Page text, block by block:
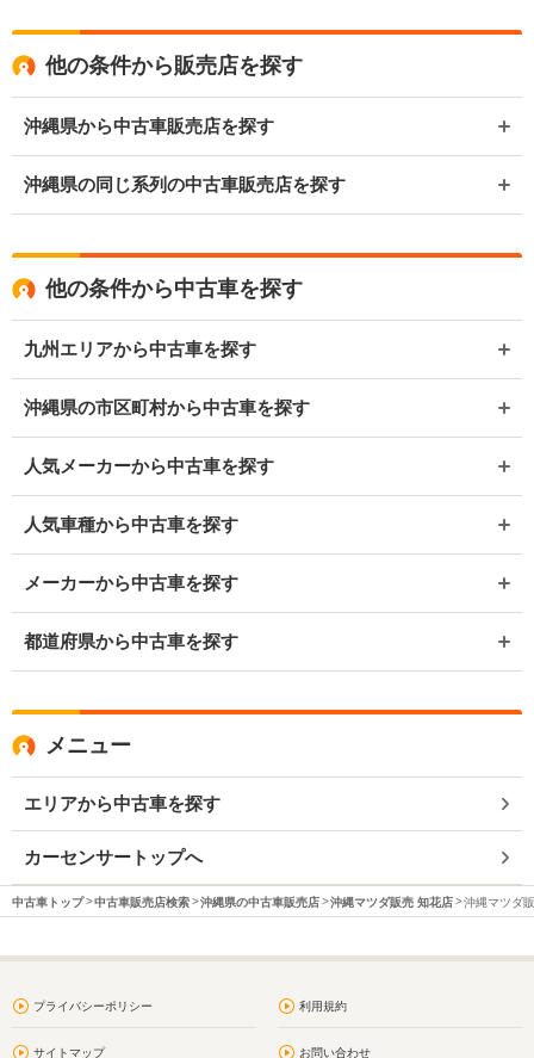
他の条件から販売店を探す
沖縄県から中古車販売店を探す
沖縄県の同じ系列の中古車販売店を探す
他の条件から中古車を探す
九州エリアから中古車を探す
沖縄県の市区町村から中古車を探す
人気メーカーから中古車を探す
人気車種から中古車を探す
メーカーから中古車を探す
都道府県から中古車を探す
メニュー
エリアから中古車を探す
カーセンサートップへ
中古車トップ 中古車販売店検索 沖縄県の中古車販売店 沖縄マツダ販売 知花店 沖縄マツダ
プライバシーポリシー 利用規約
サイトマップ お問い合わせ